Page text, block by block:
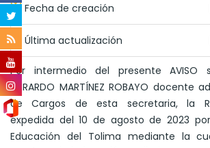
Fecha de creación
Última actualización
Por intermedio del presente
GERARDO MARTÍNEZ ROBAYO docente
de Cargos de esta secretaria, la
expedida del 10 de agosto de 2023
Educación del Tolima mediante la